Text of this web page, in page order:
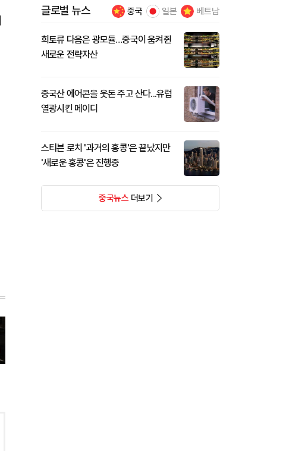
글로벌 뉴스 중국 일본 베트남
희토류 다음은 광모듈…중국이 움켜쥔
새로운 전략자산
중국산 에어콘을 웃돈 주고 산다...유럽
열광시킨 메이디
스티븐 로치 '과거의 홍콩'은 끝났지만
'새로운 홍콩'은 진행중
중국뉴스더보기